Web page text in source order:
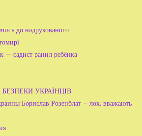
до надрукованого
— садист ранил ребёнка
УКРАЇНЦІВ
Борислав Розенблат – лох, вважають